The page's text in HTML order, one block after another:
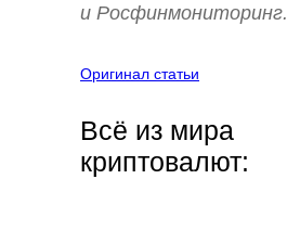
и Росфинмониторинг.
Оригинал статьи
Всё из мира
криптовалют: